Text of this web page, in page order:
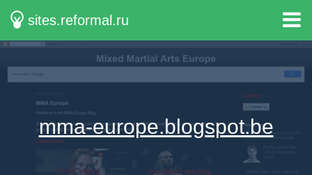
sites.reformal.ru
mma-europe.blogspot.be